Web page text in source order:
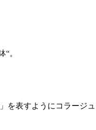
。
表すようにコラージュ